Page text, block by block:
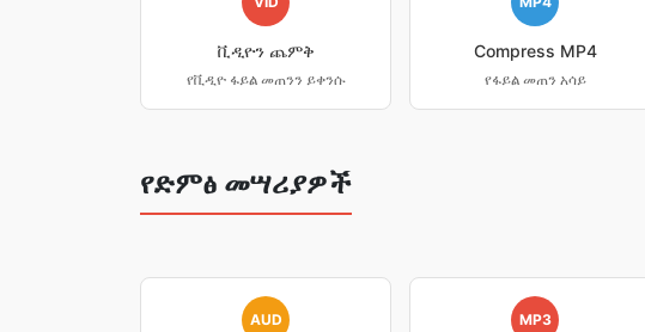
ቪዲዮን ጨምቅ
የቪዲዮ ፋይል መጠንን ይቀንሱ
Compress MP4
የፋይል መጠን አሳይ
የድምፅ መሣሪያዎች
AUD MP3